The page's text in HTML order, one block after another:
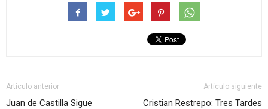
Artículo anterior
Juan de Castilla Sigue
Artículo siguiente
Cristian Restrepo: Tres Tardes